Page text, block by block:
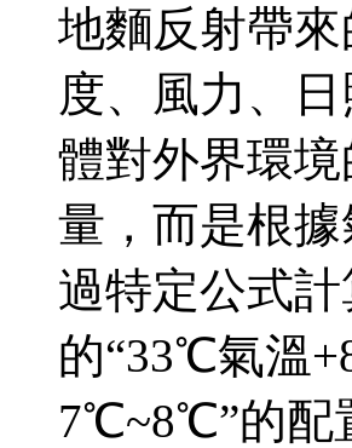
地麵反射帶
度、風力、
體對外界環
量，而是根
過特定公式
的“33℃氣溫
7℃~8℃”的配